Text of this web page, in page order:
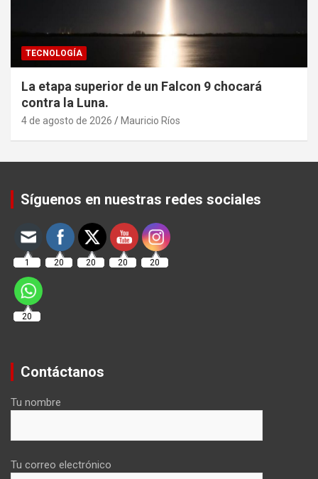
TECNOLOGÍA
La etapa superior de un Falcon 9 chocará
contra la Luna.
4 de agosto de 2026 Mauricio Ríos
Síguenos en nuestras redes sociales
1 20 20 20 20
20
Contáctanos
Tu nombre
Tu correo electrónico